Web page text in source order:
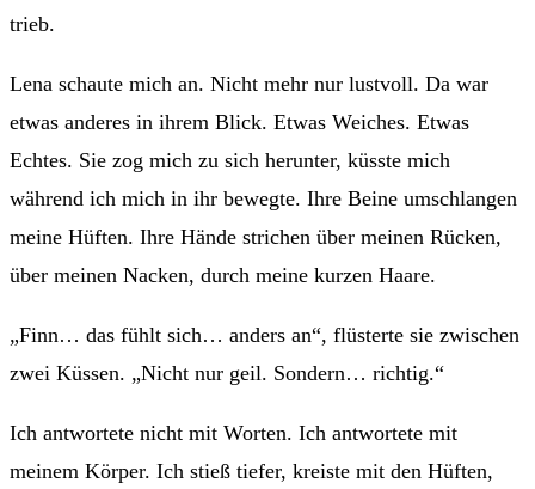
trieb.
Lena schaute mich an. Nicht mehr nur lustvoll. Da war
etwas anderes in ihrem Blick. Etwas Weiches. Etwas
Echtes. Sie zog mich zu sich herunter, küsste mich
während ich mich in ihr bewegte. Ihre Beine umschlangen
meine Hüften. Ihre Hände strichen über meinen Rücken,
über meinen Nacken, durch meine kurzen Haare.
„Finn… das fühlt sich… anders an“, flüsterte sie zwischen
zwei Küssen. „Nicht nur geil. Sondern… richtig.“
Ich antwortete nicht mit Worten. Ich antwortete mit
meinem Körper. Ich stieß tiefer, kreiste mit den Hüften,